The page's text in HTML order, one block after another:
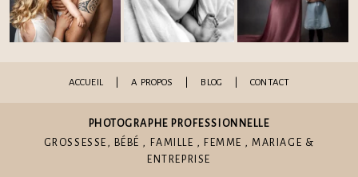
ACCUEIL A PROPOS BLOG CONTACT
PHOTOGRAPHE PROFESSIONNELLE
GROSSESSE , BÉBÉ , FAMILLE , FEMME ,MARIAGE &
ENTREPRISE